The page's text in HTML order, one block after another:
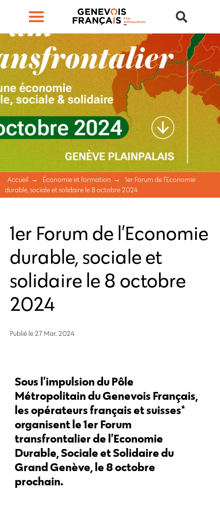
Accueil Économie et formation
1er Forum de l’Economie
durable, sociale et solidaire le 8 octobre 2024
1er Forum de l’Economie
durable, sociale et
solidaire le 8 octobre
2024
Publié le27 Mar. 2024
Sous l’impulsion du Pôle
Métropolitain du Genevois Français,
les opérateurs français et suisses*
organisent le 1er Forum
transfrontalier de l’Economie
Durable, Sociale et Solidaire du
Grand Genève, le 8 octobre
prochain.